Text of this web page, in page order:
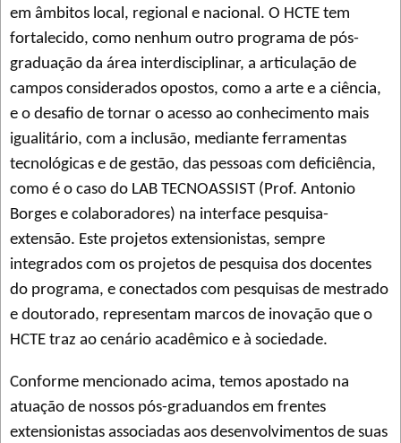
em âmbitos local, regional e nacional. O HCTE tem
fortalecido, como nenhum outro programa de pós-
graduação da área interdisciplinar, a articulação de
campos considerados opostos, como a arte e a ciência,
e o desafio de tornar o acesso ao conhecimento mais
igualitário, com a inclusão, mediante ferramentas
tecnológicas e de gestão, das pessoas com deficiência,
como é o caso do LAB TECNOASSIST (Prof. Antonio
Borges e colaboradores) na interface pesquisa-
extensão. Este projetos extensionistas, sempre
integrados com os projetos de pesquisa dos docentes
do programa, e conectados com pesquisas de mestrado
e doutorado, representam marcos de inovação que o
HCTE traz ao cenário acadêmico e à sociedade.
Conforme mencionado acima, temos apostado na
atuação de nossos pós-graduandos em frentes
extensionistas associadas aos desenvolvimentos de suas